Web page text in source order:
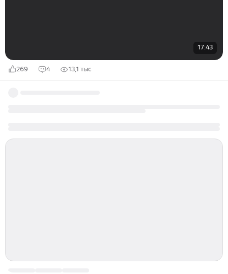
17:43
269 4 13,1 тыс